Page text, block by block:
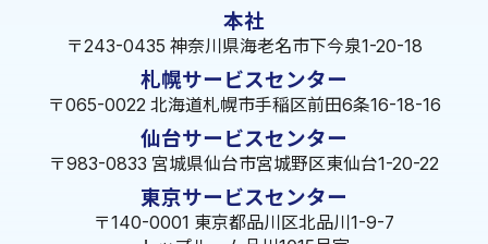
本社
〒243-0435 神奈川県海老名市下今泉1-20-18
札幌サービスセンター
〒065-0022 北海道札幌市手稲区前田6条16-18-16
仙台サービスセンター
〒983-0833 宮城県仙台市宮城野区東仙台1-20-22
東京サービスセンター
〒140-0001 東京都品川区北品川1-9-7